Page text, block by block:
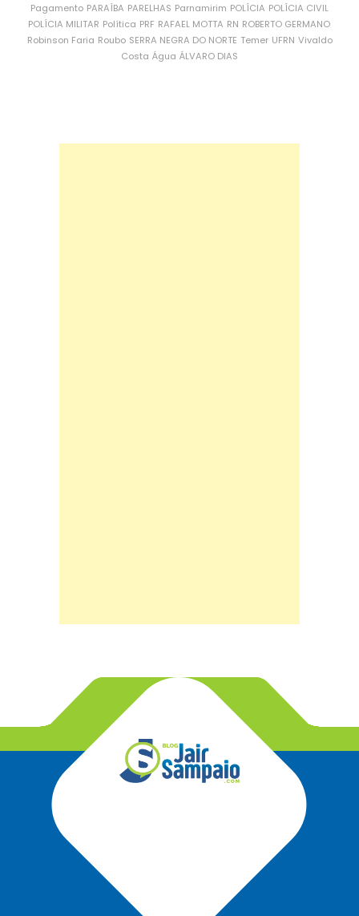
Pagamento PARAÍBA PARELHAS Parnamirim POLÍCIA POLÍCIA CIVIL
POLÍCIA MILITAR Política PRF RAFAEL MOTTA RN ROBERTO GERMANO
Robinson Faria Roubo SERRA NEGRA DO NORTE Temer UFRN Vivaldo
Costa Água ÁLVARO DIAS